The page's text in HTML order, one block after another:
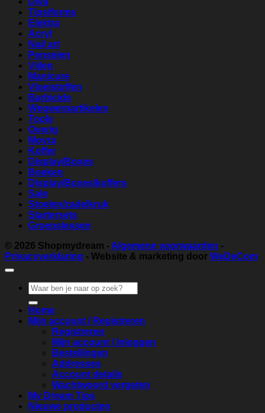
Tips/forms
Elektra
Acryl
Nail art
Penselen
Vijlen
Manicure
Vloeistoffen
Barbicide
Wegwerpartikelen
Tools
Overig
Moyra
Koffer
Display/Boxes
Boeken
Display/Boxes/koffers
Sale
Stoelen/zadelkruk
Startersets
Groepslessen
© 2026 Shopmydream - Algemene voorwaarden -
Privacyverklaring - Website & marketing door WeDeCom
Zoeken
naar:
Home
Mijn account / Registreren
Registreren
Mijn account / Inloggen
Bestellingen
Addresses
Account details
Wachtwoord vergeten
My Dream Tips
Nieuwe producten